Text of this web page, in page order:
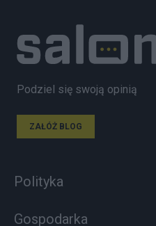
Podziel się swoją opinią
ZAŁÓŻ BLOG
Polityka
Gospodarka